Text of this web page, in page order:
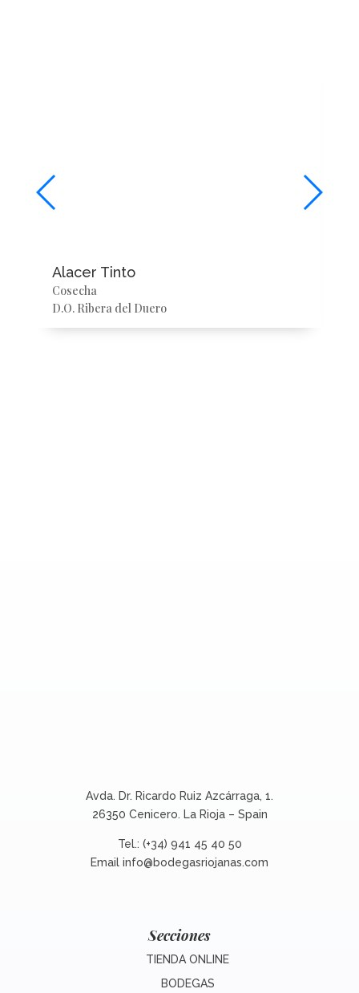
Alacer Tinto
Cosecha
D.O. Ribera del Duero
Avda. Dr. Ricardo Ruiz Azcárraga, 1.
26350 Cenicero. La Rioja – Spain
Tel.: (+34) 941 45 40 50
Email info@bodegasriojanas.com
Secciones
TIENDA ONLINE
BODEGAS